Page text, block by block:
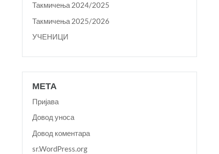
Такмичења 2024/2025
Такмичења 2025/2026
УЧЕНИЦИ
МЕТА
Пријава
Довод уноса
Довод коментара
sr.WordPress.org